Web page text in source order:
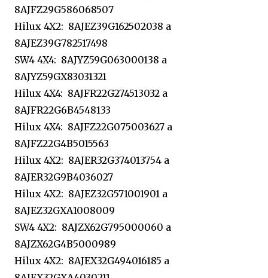
8AJFZ29G586068507
Hilux 4X2: 8AJEZ39G162502038 a
8AJEZ39G782517498
SW4 4X4: 8AJYZ59G063000138 a
8AJYZ59GX83031321
Hilux 4X4: 8AJFR22G274513032 a
8AJFR22G6B4548133
Hilux 4X4: 8AJFZ22G075003627 a
8AJFZ22G4B5015563
Hilux 4X2: 8AJER32G374013754 a
8AJER32G9B4036027
Hilux 4X2: 8AJEZ32G571001901 a
8AJEZ32GXA1008009
SW4 4X2: 8AJZX62G795000060 a
8AJZX62G4B5000989
Hilux 4X2: 8AJEX32G494016185 a